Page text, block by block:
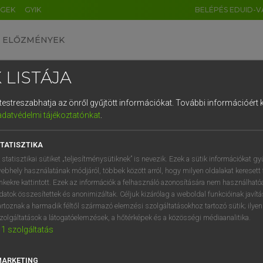
GYIK BELÉPÉS EDUID-
ELŐZMÉNYEK
egyetemes nagyszótár
VAN ELŐFIZETÉSED?
megtekintéséhez.
LISTÁJA
az önről gyűjtött információkat. További információért
tájékoztatónkat.
statisztikai sütiket „teljesítménysütiknek” is nevezik. Ezek a sütik információkat
használatának módjáról, többek között arról, hogy milyen oldalakat keresett
kattintott. Ezek az információk a felhasználó azonosítására nem
összesítettek és anonimizáltak. Céljuk kizárólag a weboldal funkcióinak
a harmadik féltől származó elemzési szolgáltatásokhoz tartozó sütik;
a látogatóelemzések, a hőtérképek és a közösségi médiaanalitika.
1 szolgáltatás
DE CN FR ES IT NL
1 2 3 4 5 6 7 8 9
q w e r t z u i
a s d f g h j k l é
í y x c v b n m , .